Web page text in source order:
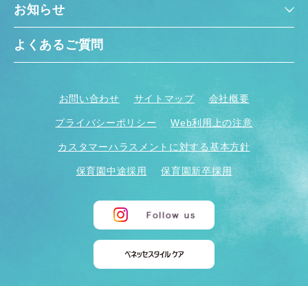
お知らせ
よくあるご質問
お問い合わせ サイトマップ 会社概要
プライバシーポリシー Web利用上の注意
カスタマーハラスメントに対する基本方針
保育園中途採用 保育園新卒採用